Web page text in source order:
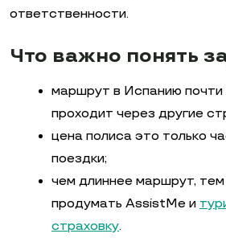
ответственности.
Что важно понять
маршрут в Испанию почти
проходит через другие
цена полиса это только
поездки;
чем длиннее маршрут,
продумать AssistMe и
страховку.